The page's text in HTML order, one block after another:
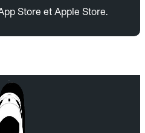
Store et Apple Store.